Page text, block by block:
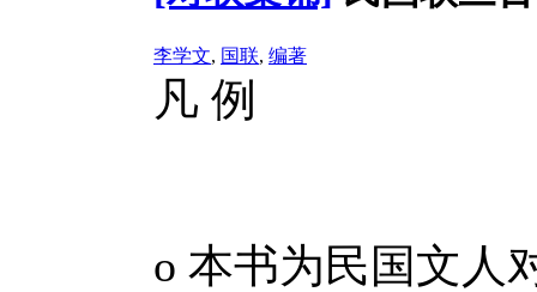
李学文, 国联, 编著
凡 例
ο 本书为民国文人